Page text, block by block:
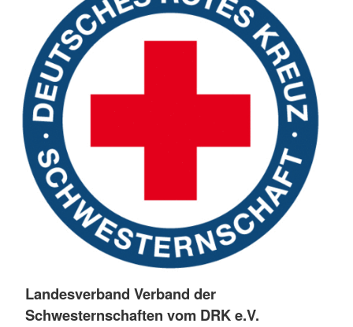
Landesverband Verband der
Schwesternschaften vom DRK e.V.